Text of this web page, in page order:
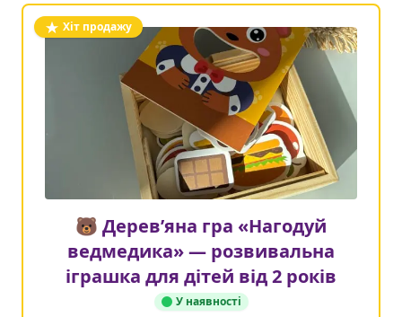
Хіт продажу
🐻 Дерев’яна гра «Нагодуй
ведмедика» — розвивальна
іграшка для дітей від 2 років
У наявності